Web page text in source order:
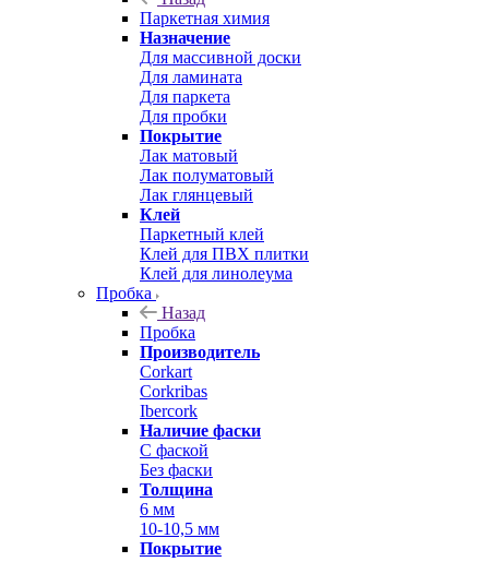
Паркетная химия
Назначение
Для массивной доски
Для ламината
Для паркета
Для пробки
Покрытие
Лак матовый
Лак полуматовый
Лак глянцевый
Клей
Паркетный клей
Клей для ПВХ плитки
Клей для линолеума
Пробка
Назад
Пробка
Производитель
Corkart
Corkribas
Ibercork
Наличие фаски
С фаской
Без фаски
Толщина
6 мм
10-10,5 мм
Покрытие